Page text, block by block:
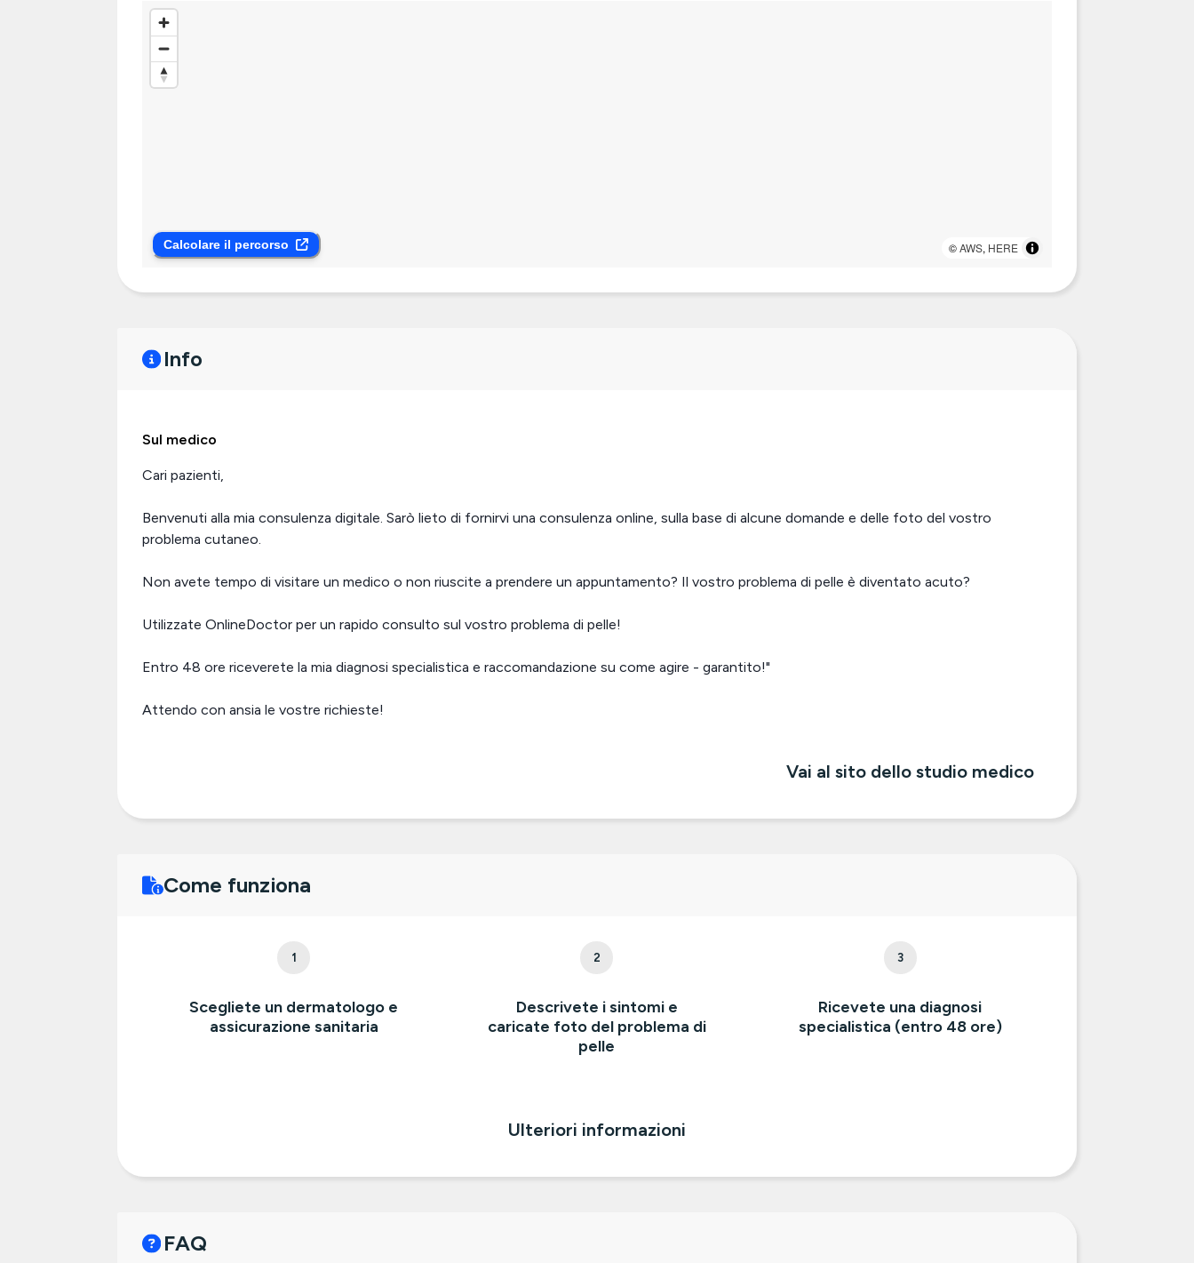
©AWS, HERE
Calcolare il percorso
Info
Sul medico
Cari pazienti,
Benvenuti alla mia consulenza digitale. Sarò lieto di fornirvi una consulenza online, sulla base di alcune domande e delle foto del vostro
problema cutaneo.
Non avete tempo di visitare un medico o non riuscite a prendere un appuntamento? Il vostro problema di pelle è diventato acuto?
Utilizzate OnlineDoctor per un rapido consulto sul vostro problema di pelle!
Entro 48 ore riceverete la mia diagnosi specialistica e raccomandazione su come agire - garantito!"
Attendo con ansia le vostre richieste!
Vai al sito dello studio medico
Come funziona
1
Scegliete un dermatologo e
assicurazione sanitaria
2
Descrivete i sintomi e
caricate foto del problema di
pelle
3
Ricevete una diagnosi
specialistica (entro 48 ore)
Ulteriori informazioni
FAQ